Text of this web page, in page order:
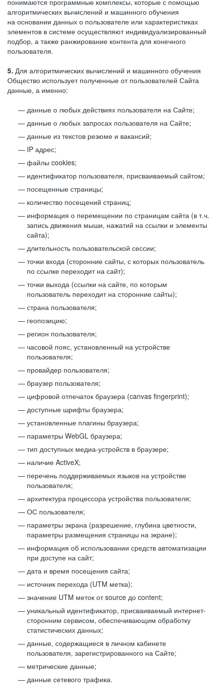
понимаются программные комплексы, которые с помощью
алгоритмических вычислений и машинного обучения
на основании данных о пользователе или характеристиках
элементов в системе осуществляют индивидуализированный
подбор, а также ранжирование контента для конечного
пользователя.
5. Для алгоритмических вычислений и машинного обучения
Общество использует полученные от пользователей Сайта
данные, а именно:
данные о любых действиях пользователя на Сайте;
данные о любых запросах пользователя на Сайте;
данные из текстов резюме и вакансий;
IP адрес;
файлы cookies;
идентификатор пользователя, присваиваемый сайтом;
посещенные страницы;
количество посещений страниц;
информация о перемещении по страницам сайта (в т.ч.
запись движения мыши, нажатий на ссылки и элементы
сайта);
длительность пользовательской сессии;
точки входа (сторонние сайты, с которых пользователь
по ссылке переходит на сайт);
точки выхода (ссылки на сайте, по которым
пользователь переходит на сторонние сайты);
страна пользователя;
геопозицию;
регион пользователя;
часовой пояс, установленный на устройстве
пользователя;
провайдер пользователя;
браузер пользователя;
цифровой отпечаток браузера (canvas fingerprint);
доступные шрифты браузера;
установленные плагины браузера;
параметры WebGL браузера;
тип доступных медиа-устройств в браузере;
наличие ActiveX;
перечень поддерживаемых языков на устройстве
пользователя;
архитектура процессора устройства пользователя;
ОС пользователя;
параметры экрана (разрешение, глубина цветности,
параметры размещения страницы на экране);
информация об использовании средств автоматизации
при доступе на сайт;
дата и время посещения сайта;
источник перехода (UTM метка);
значение UTM меток от source до content;
уникальный идентификатор, присваиваемый интернет-
сторонним сервисом, обеспечивающим обработку
статистических данных;
данные, содержащиеся в личном кабинете
пользователя, зарегистрированного на Сайте;
метрические данные;
данные сетевого трафика.